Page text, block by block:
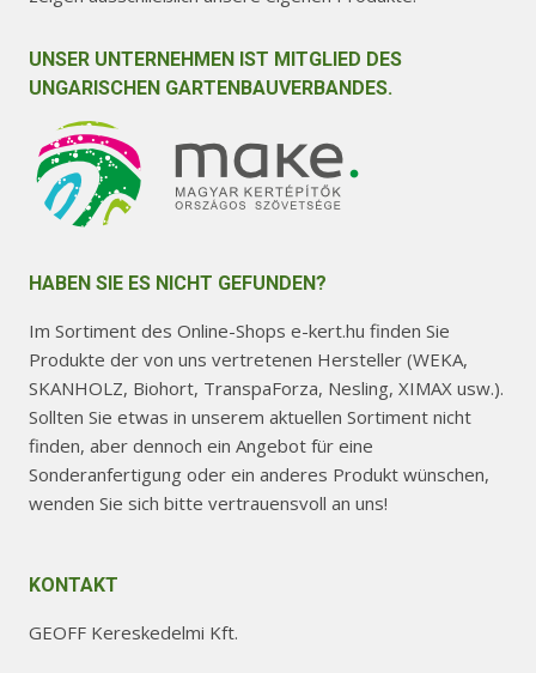
UNSER UNTERNEHMEN IST MITGLIED DES
UNGARISCHEN GARTENBAUVERBANDES.
HABEN SIE ES NICHT GEFUNDEN?
Im Sortiment des Online-Shops e-kert.hu finden Sie
Produkte der von uns vertretenen Hersteller (WEKA,
SKANHOLZ, Biohort, TranspaForza, Nesling, XIMAX usw.).
Sollten Sie etwas in unserem aktuellen Sortiment nicht
finden, aber dennoch ein Angebot für eine
Sonderanfertigung oder ein anderes Produkt wünschen,
wenden Sie sich bitte vertrauensvoll an uns!
KONTAKT
GEOFF Kereskedelmi Kft.